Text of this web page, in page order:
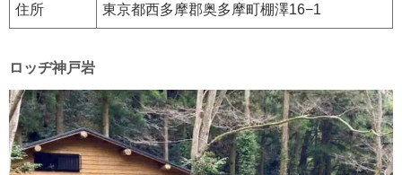
住所 東京都西多摩郡奥多摩町棚澤16−1
ロッヂ神戸岩